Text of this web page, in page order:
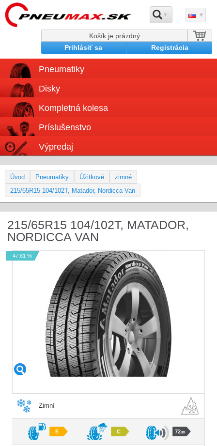
Košík je prázdný
Prihlásiť sa
Registrácia
Pneumatiky
Disky
Kompletná kolesa
Príslušenstvo
Výpredaj
Úvod Pneumatiky Úžitkové
zimné
215/65R15 104/102T, Matador, Nordicca Van
215/65R15 104/102T, MATADOR,
NORDICCA VAN
-47,81 %
Zimní
E C 72dB